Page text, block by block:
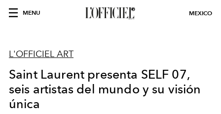
MENU MEXICO
L'OFFICIEL ART
Saint Laurent presenta SELF 07,
seis artistas del mundo y su visión
única